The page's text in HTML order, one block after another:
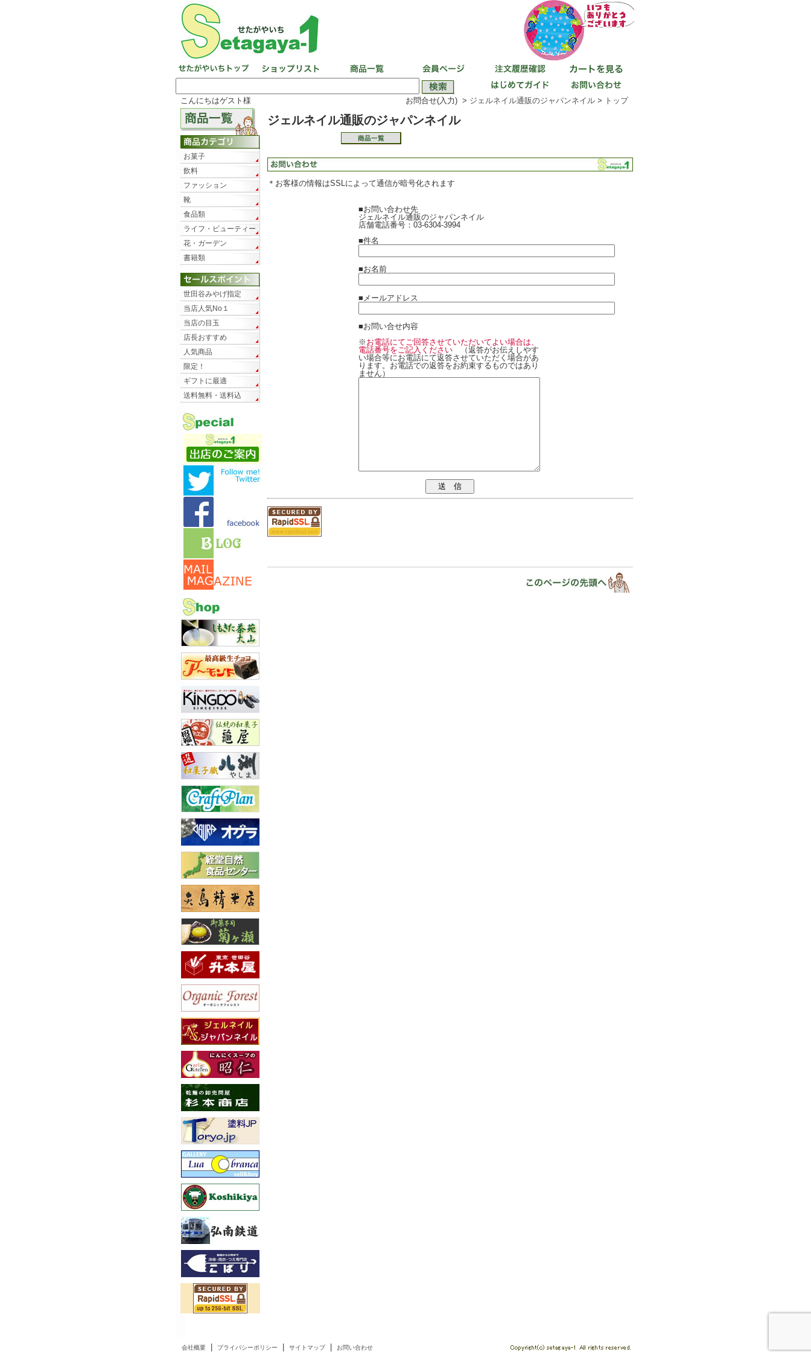
こんにちはゲスト様 お問合せ(入力) > ジェルネイル通販のジャパンネイル> トップ
ジェルネイル通販のジャパンネイル
＊お客様の情報はSSLによって通信が暗号化されます
■お問い合わせ先
ジェルネイル通販のジャパンネイル
店舗電話番号：03-6304-3994
■件名
■お名前
■メールアドレス
■お問い合せ内容
※ お電話にてご回答させていただいてよい場合は、
電話番号をご記入ください （返答がお伝えしやす
い場合等にお電話にて返答させていただく場合があ
ります。お電話での返答をお約束するものではあり
ません）
送 信
お菓子
飲料
ファッション
靴
食品類
ライフ・ビューティー
花・ガーデン
書籍類
世田谷みやげ指定
当店人気No１
当店の目玉
店長おすすめ
人気商品
限定！
ギフトに最適
送料無料・送料込
会社概要| プライバシーポリシー サイトマップ| お問い合わせ